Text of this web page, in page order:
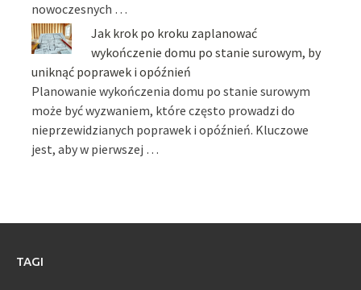
nowoczesnych …
Jak krok po kroku zaplanować
wykończenie domu po stanie surowym, by
uniknąć poprawek i opóźnień
Planowanie wykończenia domu po stanie surowym
może być wyzwaniem, które często prowadzi do
nieprzewidzianych poprawek i opóźnień. Kluczowe
jest, aby w pierwszej …
TAGI